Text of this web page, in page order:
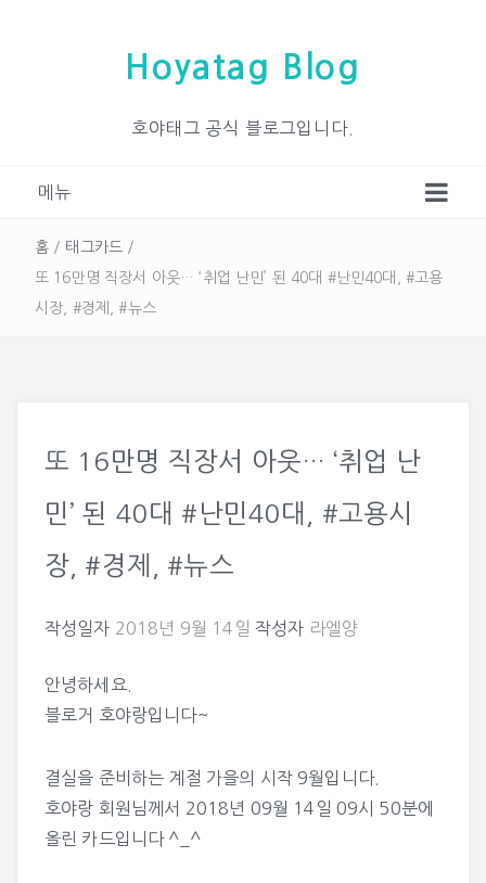
Hoyatag Blog
호야태그 공식 블로그입니다.
메뉴
홈 / 태그카드 /
또 16만명 직장서 아웃… ‘취업 난민’ 된 40대 #난민40대, #고용
시장, #경제, #뉴스
또 16만명 직장서 아웃… ‘취업 난
민’ 된 40대 #난민40대, #고용시
장, #경제, #뉴스
작성일자 2018년 9월 14일 작성자 라엘양
안녕하세요.
블로거 호야랑입니다~
결실을 준비하는 계절 가을의 시작 9월입니다.
호야랑 회원님께서 2018년 09월 14일 09시 50분에
올린 카드입니다 ^_^